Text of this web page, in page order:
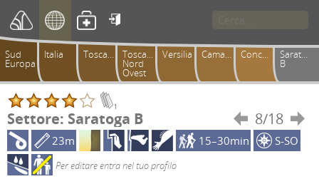

Sud
Europa
Italia Toscana Toscana
Nord
Ovest
Versilia Camaiorese Conchiusori Saratoga
B
1
Settore: Saratoga B  8/18 
23m
15–30min S-SO
Per editare entra nel tuo profilo